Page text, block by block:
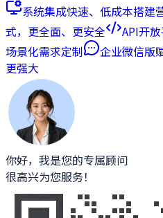
系统集成快速、低成本搭建
式，更全面、更安全
API开
场景化需求定制
企业微信版
更强大
你好，我是您的专属顾问
很高兴为您服务！